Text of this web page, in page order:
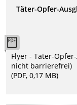
Täter-Opfer-
Flyer - Täter-
nicht barrierefrei)
(PDF, 0,17 MB)